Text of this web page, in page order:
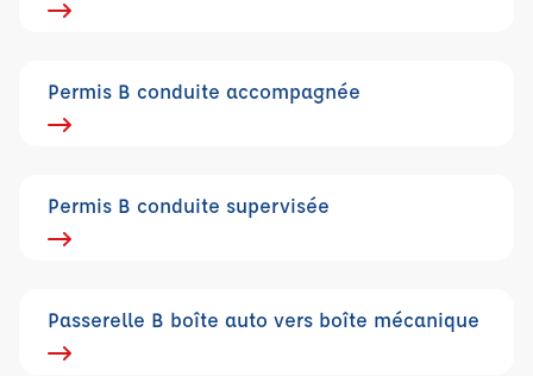
Permis B conduite accompagnée
Permis B conduite supervisée
Passerelle B boîte auto vers boîte mécanique